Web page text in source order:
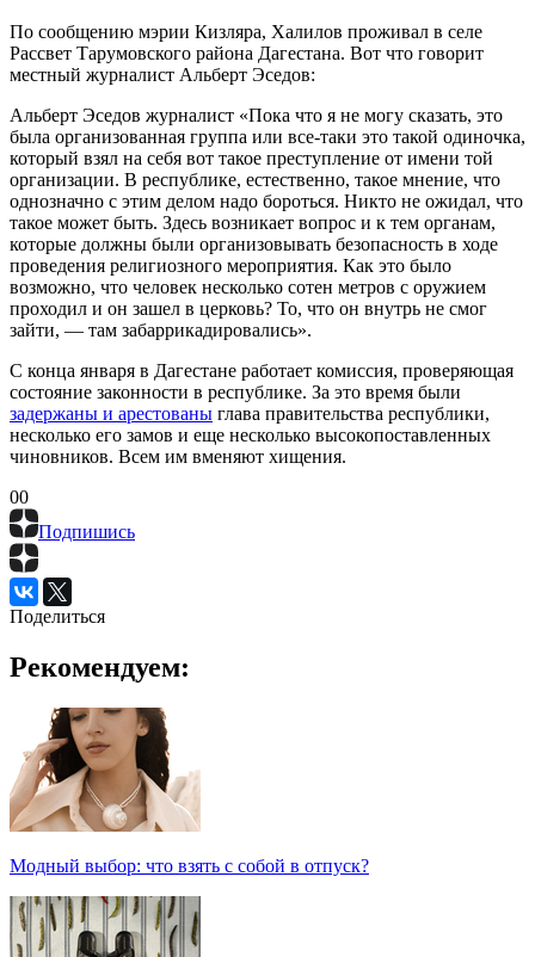
По сообщению мэрии Кизляра, Халилов проживал в селе
Рассвет Тарумовского района Дагестана. Вот что говорит
местный журналист Альберт Эседов:
Альберт Эседов журналист «Пока что я не могу сказать, это
была организованная группа или все-таки это такой одиночка,
который взял на себя вот такое преступление от имени той
организации. В республике, естественно, такое мнение, что
однозначно с этим делом надо бороться. Никто не ожидал, что
такое может быть. Здесь возникает вопрос и к тем органам,
которые должны были организовывать безопасность в ходе
проведения религиозного мероприятия. Как это было
возможно, что человек несколько сотен метров с оружием
проходил и он зашел в церковь? То, что он внутрь не смог
зайти, — там забаррикадировались».
С конца января в Дагестане работает комиссия, проверяющая
состояние законности в республике. За это время были
задержаны и арестованы глава правительства республики,
несколько его замов и еще несколько высокопоставленных
чиновников. Всем им вменяют хищения.
00
Подпишись
Поделиться
Рекомендуем:
Модный выбор: что взять с собой в отпуск?